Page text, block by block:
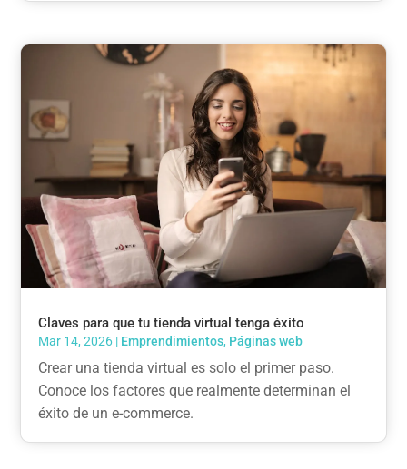
Claves para que tu tienda virtual tenga éxito
Mar 14, 2026 | Emprendimientos, Páginas web
Crear una tienda virtual es solo el primer paso.
Conoce los factores que realmente determinan el
éxito de un e-commerce.